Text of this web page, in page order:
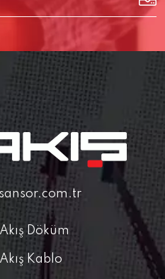
Akış Döküm
Akış Kablo